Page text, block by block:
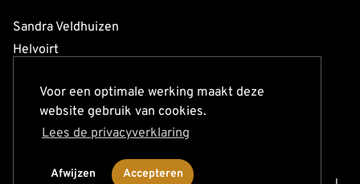
Voor een optimale werking maakt deze
website gebruik van cookies.
Lees de privacyverklaring
Afwijzen Accepteren
Sandra Veldhuizen
Helvoirt
06 112 404 13
info@sandraveldhuizen.nl